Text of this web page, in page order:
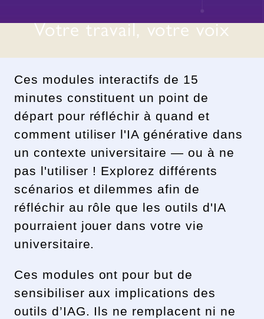
Votre travail, votre voix
Ces modules interactifs de 15
minutes constituent un point de
départ pour réfléchir à quand et
comment utiliser l'IA générative dans
un contexte universitaire — ou à ne
pas l'utiliser ! Explorez différents
scénarios et dilemmes afin de
réfléchir au rôle que les outils d'IA
pourraient jouer dans votre vie
universitaire.
Ces modules ont pour but de
sensibiliser aux implications des
outils d’IAG. Ils ne remplacent ni ne